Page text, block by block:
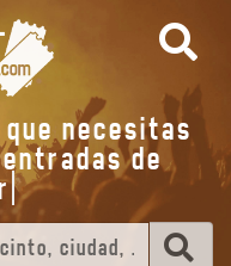
necesitas
decon